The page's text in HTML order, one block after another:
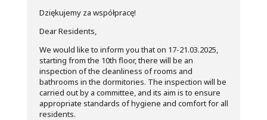
Dziękujemy za współpracę!
Dear Residents,
We would like to inform you that on 17-21.03.2025,
starting from the 10th floor, there will be an
inspection of the cleanliness of rooms and
bathrooms in the dormitories. The inspection will be
carried out by a committee, and its aim is to ensure
appropriate standards of hygiene and comfort for all
residents.